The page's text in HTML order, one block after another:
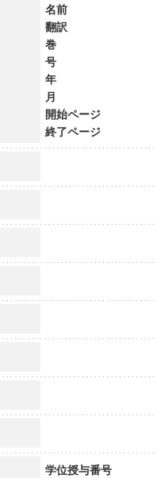
名前
翻訳
巻
号
年
月
開始ページ
終了ページ
学位授与番号